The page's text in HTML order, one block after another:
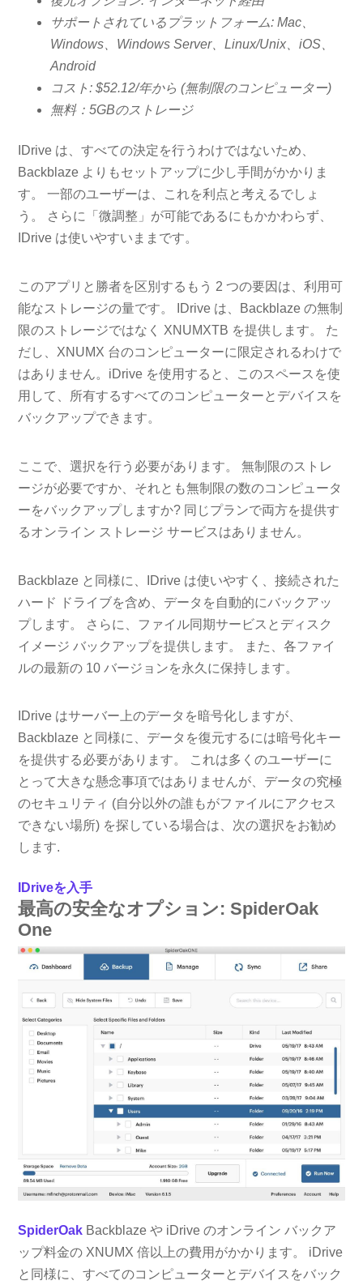
サポートされているプラ​​ットフォーム: Mac、
Windows、Windows Server、Linux/Unix、iOS、
Android
コスト: $52.12/年から (無制限のコンピューター)
無料：5GBのストレージ
IDrive は、すべての決定を行うわけではないため、
Backblaze よりもセットアップに少し手間がかかりま
す。 一部のユーザーは、これを利点と考えるでしょ
う。 さらに「微調整」が可能であるにもかかわらず、
IDrive は使いやすいままです。
このアプリと勝者を区別するもう 2 つの要因は、利用可
能なストレージの量です。 IDrive は、Backblaze の無制
限のストレージではなく XNUMXTB を提供します。 た
だし、XNUMX 台のコンピューターに限定されるわけで
はありません。iDrive を使用すると、このスペースを使
用して、所有するすべてのコンピューターとデバイスを
バックアップできます。
ここで、選択を行う必要があります。 無制限のストレ
ージが必要ですか、それとも無制限の数のコンピュータ
ーをバックアップしますか? 同じプランで両方を提供す
るオンライン ストレージ サービスはありません。
Backblaze と同様に、IDrive は使いやすく、接続された
ハード ドライブを含め、データを自動的にバックアッ
プします。 さらに、ファイル同期サービスとディスク
イメージ バックアップを提供します。 また、各ファイ
ルの最新の 10 バージョンを永久に保持します。
IDrive はサーバー上のデータを暗号化しますが、
Backblaze と同様に、データを復元するには暗号化キー
を提供する必要があります。 これは多くのユーザーに
とって大きな懸念事項ではありませんが、データの究極
のセキュリティ (自分以外の誰もがファイルにアクセス
できない場所) を探している場合は、次の選択をお勧め
します.
IDriveを入手
最高の安全なオプション: SpiderOak
One
SpiderOak Backblaze や iDrive のオンライン バックア
ップ料金の XNUMX 倍以上の費用がかかります。 iDrive
と同様に、すべてのコンピューターとデバイスをバック